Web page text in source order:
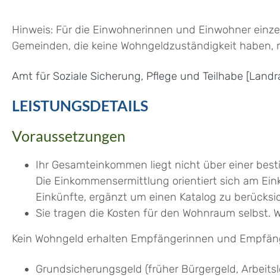
Hinweis: Für die Einwohnerinnen und Einwohner
Gemeinden, die keine Wohngeldzuständigkeit
Amt für Soziale Sicherung, Pflege und Teilhabe
LEISTUNGSDETAILS
Voraussetzungen
Ihr Gesamteinkommen liegt nicht über einer
Die Einkommensermittlung orientiert sich am
Einkünfte, ergänzt um einen Katalog zu
Sie tragen die Kosten für den Wohnraum selbst.
Kein Wohngeld erhalten Empfängerinnen und
Grundsicherungsgeld (früher Bürgergeld,